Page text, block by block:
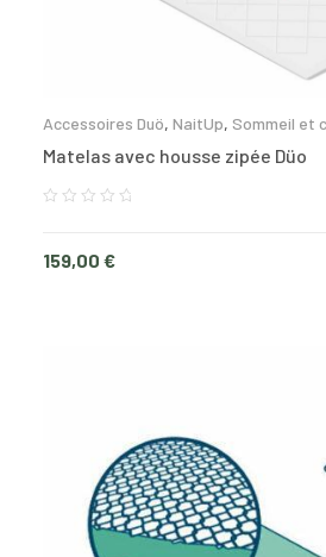
Accessoires Duö, NaitUp, Sommeil et
Matelas avec housse zipée Düo
159,00 €